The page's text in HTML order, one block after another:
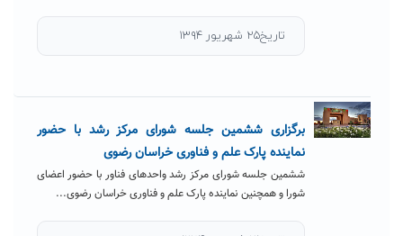
تاریخ۲۵ شهریور ۱۳۹۴
برگزاری ششمین جلسه شورای مرکز رشد با حضور
نماینده پارک علم و فناوری خراسان رضوی
ششمین جلسه شورای مرکز رشد واحدهای فناور با حضور اعضای
شورا و همچنین نماینده پارک علم و فناوری خراسان رضوی...